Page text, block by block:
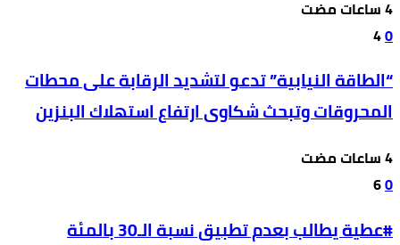
0
4
“الطاقة النيابية” تدعو لتشديد الرقابة على محطات
المحروقات وتبحث شكاوى ارتفاع استهلاك البنزين
0
6
#عطية يطالب بعدم تطبيق نسبة الـ30 بالمئة